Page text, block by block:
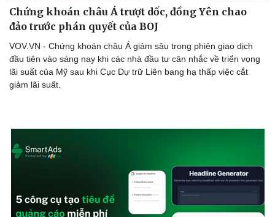
Chứng khoán châu Á trượt dốc, đồng Yên chao
đảo trước phán quyết của BOJ
VOV.VN - Chứng khoán châu Á giảm sâu trong phiên giao dịch
đầu tiên vào sáng nay khi các nhà đầu tư cân nhắc về triển vọng
lãi suất của Mỹ sau khi Cục Dự trữ Liên bang hạ thấp việc cắt
giảm lãi suất.